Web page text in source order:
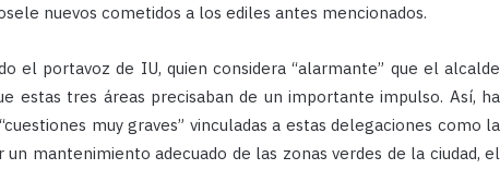
nuevos cometidos a los ediles antes mencionados.
el portavoz de IU, quien considera “alarmante” que el alcalde
estas tres áreas precisaban de un importante impulso. Así, ha
muy graves” vinculadas a estas delegaciones como la
mantenimiento adecuado de las zonas verdes de la ciudad, el